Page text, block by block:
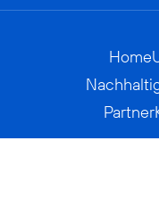
Home
Partner